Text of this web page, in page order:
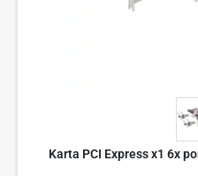
Karta PCI Express x1 6x